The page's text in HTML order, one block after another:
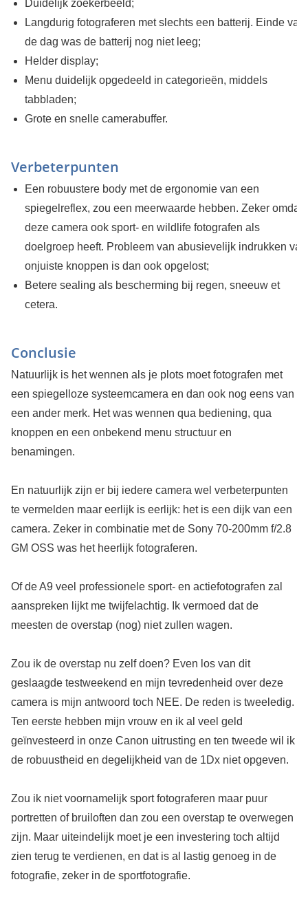
Duidelijk zoekerbeeld;
Langdurig fotograferen met slechts een batterij. Einde van
de dag was de batterij nog niet leeg;
Helder display;
Menu duidelijk opgedeeld in categorieën, middels
tabbladen;
Grote en snelle camerabuffer.
Verbeterpunten
Een robuustere body met de ergonomie van een
spiegelreflex, zou een meerwaarde hebben. Zeker omdat
deze camera ook sport- en wildlife fotografen als
doelgroep heeft. Probleem van abusievelijk indrukken van
onjuiste knoppen is dan ook opgelost;
Betere sealing als bescherming bij regen, sneeuw et
cetera.
Conclusie
Natuurlijk is het wennen als je plots moet fotografen met
een spiegelloze systeemcamera en dan ook nog eens van
een ander merk. Het was wennen qua bediening, qua
knoppen en een onbekend menu structuur en
benamingen.
En natuurlijk zijn er bij iedere camera wel verbeterpunten
te vermelden maar eerlijk is eerlijk: het is een dijk van een
camera. Zeker in combinatie met de Sony 70-200mm f/2.8
GM OSS was het heerlijk fotograferen.
Of de A9 veel professionele sport- en actiefotografen zal
aanspreken lijkt me twijfelachtig. Ik vermoed dat de
meesten de overstap (nog) niet zullen wagen.
Zou ik de overstap nu zelf doen? Even los van dit
geslaagde testweekend en mijn tevredenheid over deze
camera is mijn antwoord toch NEE. De reden is tweeledig.
Ten eerste hebben mijn vrouw en ik al veel geld
geïnvesteerd in onze Canon uitrusting en ten tweede wil ik
de robuustheid en degelijkheid van de 1Dx niet opgeven.
Zou ik niet voornamelijk sport fotograferen maar puur
portretten of bruiloften dan zou een overstap te overwegen
zijn. Maar uiteindelijk moet je een investering toch altijd
zien terug te verdienen, en dat is al lastig genoeg in de
fotografie, zeker in de sportfotografie.